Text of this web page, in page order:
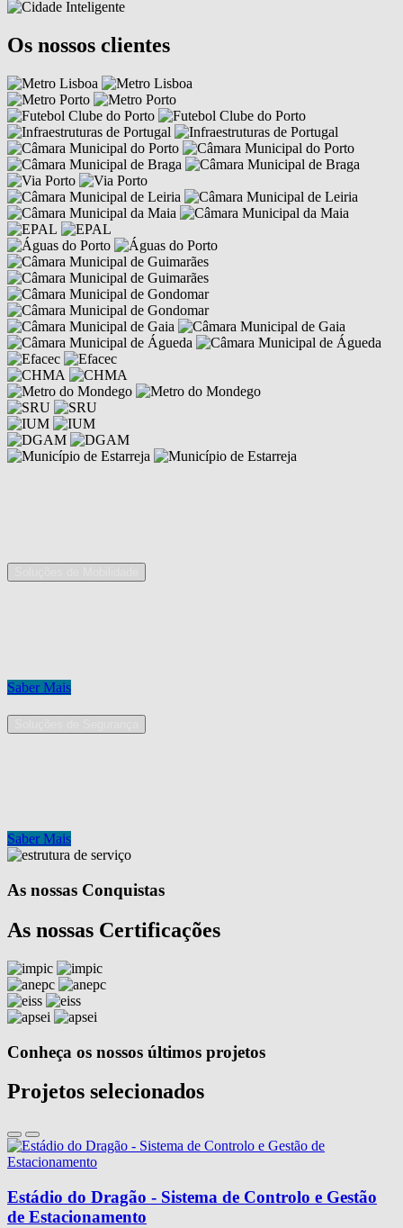
Os nossos clientes
Saber Mais
Saber Mais
As nossas Conquistas
As nossas Certificações
Conheça os nossos últimos projetos
Projetos selecionados
Estádio do Dragão - Sistema de Controlo e Gestão
de Estacionamento